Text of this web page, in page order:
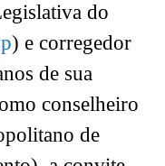
do
) e corregedor
de sua
conselheiro
de